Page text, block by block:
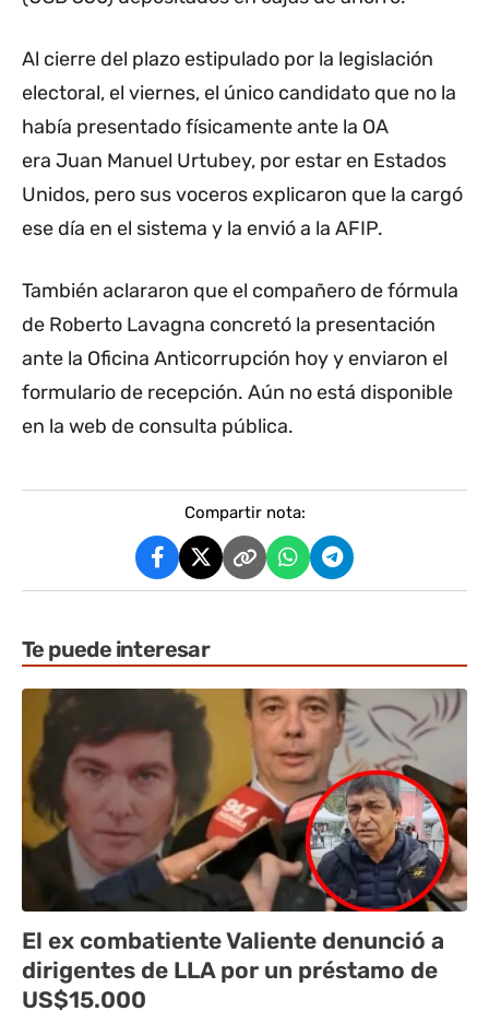
Al cierre del plazo estipulado por la legislación
electoral, el viernes, el único candidato que no la
había presentado físicamente ante la OA
era Juan Manuel Urtubey, por estar en Estados
Unidos, pero sus voceros explicaron que la cargó
ese día en el sistema y la envió a la AFIP.
También aclararon que el compañero de fórmula
de Roberto Lavagna concretó la presentación
ante la Oficina Anticorrupción hoy y enviaron el
formulario de recepción. Aún no está disponible
en la web de consulta pública.
Compartir nota:
Te puede interesar
El ex combatiente Valiente denunció a
dirigentes de LLA por un préstamo de
US$15.000